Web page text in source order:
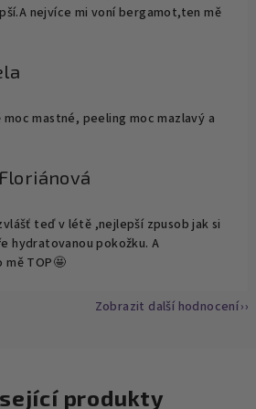
nejvíce mi voní bergamot,ten mě
obchodu je 2 z 5 hvězdiček.
moc mastné, peeling moc mazlavý a
obchodu je 5 z 5 hvězdiček.
teď v létě ,nejlepší zpusob jak si
hydratovanou pokožku. A
mě TOP🤩
Zobrazit další hodnocení
produkty